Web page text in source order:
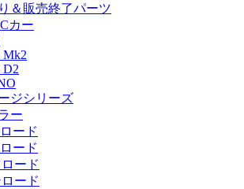
＆販売終了パーツ
カー
Mk2
D2
ジシリーズ
ー
ード
ード
ード
ード